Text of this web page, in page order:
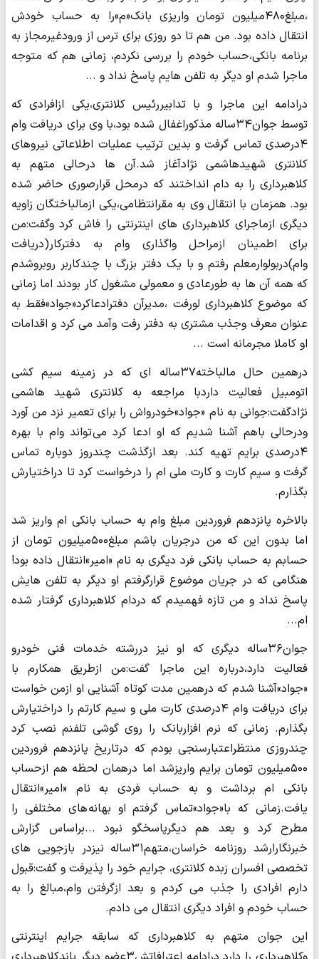
،مبلغ۴۸۰میلیون تومان واریزی بانک«م»را به حساب خودش
انتقال داده بود. من هم تا دو روزی برای ترس از ورودغیرمجاز به
برنامه بانکی،حساب خودم را بررسی نکردم، زمانی هم که متوجه
ماجرا شدم او دیگر به تلفن هایم پاسخ نداد و ...
درادامه این ماجرا و با تدابیررئیس کلانتری،یکی ازافرادی که
توسط جوان۳۴ساله مذکوراغفال شده بود،با وی برای دریافت وام
۴درصدی تماس گرفت و بدین ترتیب عملیات اطلاعاتی نیروهای
کلانتری شهیدهاشمی نژادآغاز شد.آن ها درحالی متهم به
کلاهبرداری را به دام انداختند که درمحل قرارصوری حاضر شده
بود. همزمان با انتقال وی به مقرانتظامی،یکی ازمالباختگان زاویه
دیگری ازماجرای کلاهبرداری های اینترنتی را فاش کرد وگفت:من
برای اطمینان ازمراحل واگذاری وام به دفترکار(دریافت
وام)دربولوارمعلم رفتم و با یک دفتر بزرگ با چندکاربر روبروشدم
که همه آن ها به طورعادی و معمولی مشغول کار بودند اما زمانی
که موضوع کلاهبرداری لورفت ،مدیرآن دفترادعاکرد«جواد»فقط به
عنوان معرف وجذب مشتری به دفتر رفت وآمد می کرد و اقدامات
او کاملا مجرمانه است ...
درهمین حال مالباخته۳۷ساله ای که در زمینه سیم کشی
اتومبیل فعالیت داردبا مراجعه به کلانتری شهید هاشمی
نژادگفت:جوانی به نام «جواد»خودرواش را برای تعمیر نزد من آورد
ودرحالی باهم آشنا شدیم که او ادعا کرد می تواند وام با بهره
۴درصدی برایم تهیه کند. بعد ازگذشت چندروز دوباره تماس
گرفت و سیم کارت و کارت ملی ام را درخواست کرد تا دراختیارش
بگذارم.
بالاخره پانزدهم فروردین مبلغ وام به حساب بانکی ام واریز شد
اما بدون این که من درجریان باشم مبلغ۵۰۰میلیون تومان از
حسابم به حساب بانکی فرد دیگری به نام «امیر»انتقال داده بود!
هنگامی که در جریان موضوع قرارگرفتم او دیگر به تلفن هایش
پاسخ نداد و من تازه فهمیدم که دردام کلاهبرداری گرفتار شده
ام...
جوان۳۶ساله دیگری که او نیز دررشته خدمات فنی خودرو
فعالیت دارد،درباره این ماجرا گفت:من ازطریق همکارم با
«جواد»آشنا شدم که درهمین مدت کوتاه آشنایی او ازمن خواست
برای دریافت وام ۴درصدی کارت ملی و سیم کارتم را دراختیارش
بگذارم. زمانی که نرم افزاربانک را روی گوشی تلفنم نصب کرد
چندروزی منتظراعتبارسنجی بودم که درتاریخ پانزدهم فروردین
۵۰۰میلیون تومان برایم واریزشد اما درهمان لحظه هم ازحساب
بانکی ام برداشت و به حساب فردی به نام «امیر»انتقال
یافت.زمانی که با«جواد»تماس گرفتم او بهانه های مختلفی را
مطرح کرد و بعد هم دیگرپاسخگو نبود ...براساس گزارش
خبرنگارارشد روزنامه خراسان،متهم۳۱ساله نیزدر بازجویی های
تخصصی افسران زبده کلانتری، جرایم خود را پذیرفت و گفت:قبول
دارم افرادی را جذب می کردم و بعد ازگرفتن وام،مبالغ را به
حساب خودم و افراد دیگری انتقال می دادم.
این جوان متهم به کلاهبرداری که سابقه جرایم اینترنتی